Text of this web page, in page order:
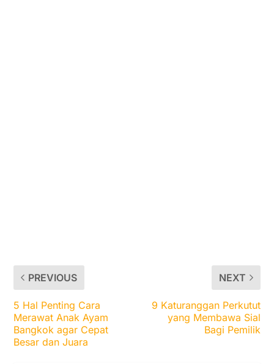
PREVIOUS
5 Hal Penting Cara
Merawat Anak Ayam
Bangkok agar Cepat
Besar dan Juara
NEXT
9 Katuranggan Perkutut
yang Membawa Sial
Bagi Pemilik